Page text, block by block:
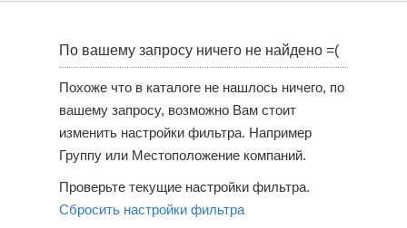
По вашему запросу ничего не найдено =(
Похоже что в каталоге не нашлось ничего, по
вашему запросу, возможно Вам стоит
изменить настройки фильтра. Например
Группу или Местоположение компаний.
Проверьте текущие настройки фильтра.
Сбросить настройки фильтра